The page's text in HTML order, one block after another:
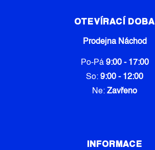
OTEVÍRACÍ DOBA
Prodejna Náchod
Po-Pá 9:00 - 17:00
So: 9:00 - 12:00
Ne: Zavřeno
INFORMACE